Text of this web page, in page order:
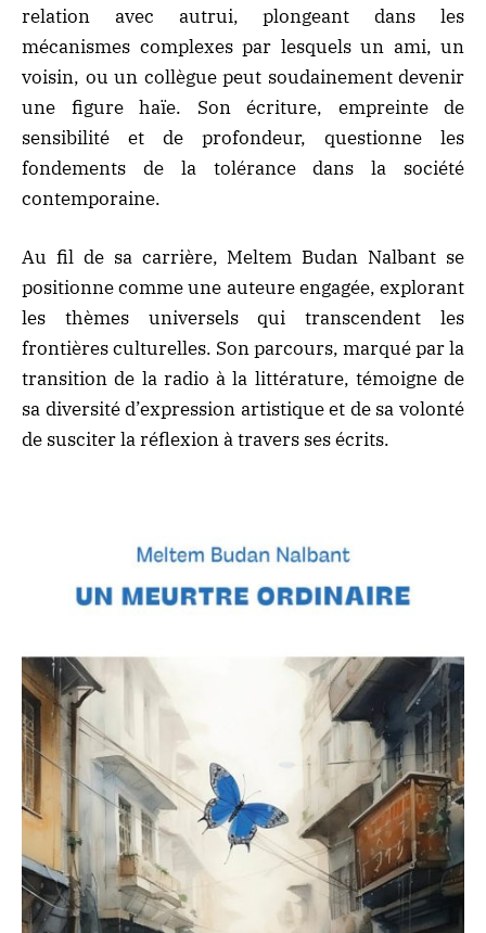
relation avec autrui, plongeant dans les
mécanismes complexes par lesquels un ami, un
voisin, ou un collègue peut soudainement devenir
une figure haïe. Son écriture, empreinte de
sensibilité et de profondeur, questionne les
fondements de la tolérance dans la société
contemporaine.
Au fil de sa carrière, Meltem Budan Nalbant se
positionne comme une auteure engagée, explorant
les thèmes universels qui transcendent les
frontières culturelles. Son parcours, marqué par la
transition de la radio à la littérature, témoigne de
sa diversité d’expression artistique et de sa volonté
de susciter la réflexion à travers ses écrits.